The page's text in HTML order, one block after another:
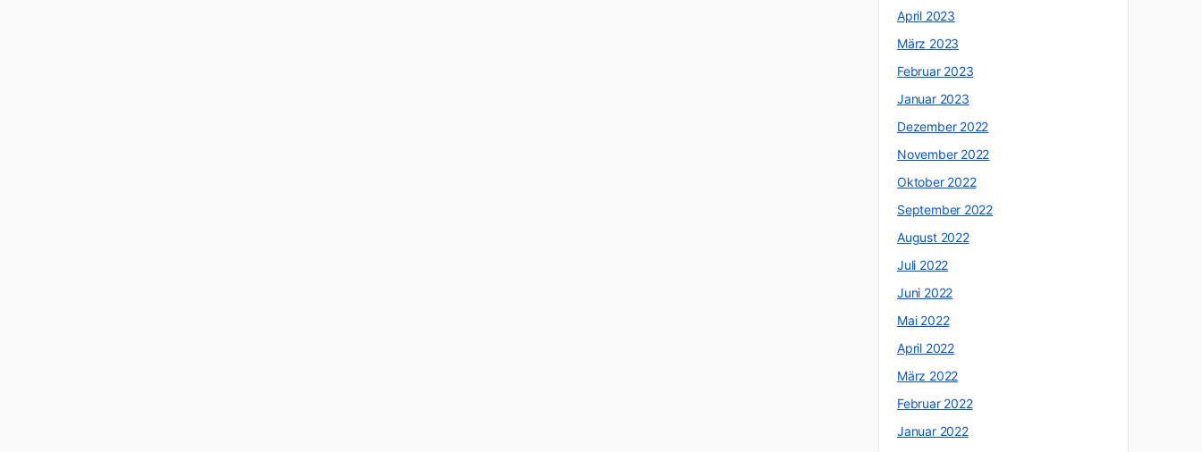
April 2023
März 2023
Februar 2023
Januar 2023
Dezember 2022
November 2022
Oktober 2022
September 2022
August 2022
Juli 2022
Juni 2022
Mai 2022
April 2022
März 2022
Februar 2022
Januar 2022